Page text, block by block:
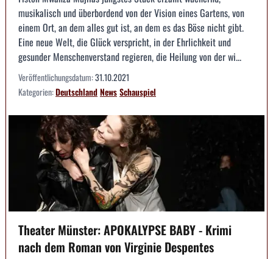
musikalisch und überbordend von der Vision eines Gartens, von
einem Ort, an dem alles gut ist, an dem es das Böse nicht gibt.
Eine neue Welt, die Glück verspricht, in der Ehrlichkeit und
gesunder Menschenverstand regieren, die Heilung von der wi...
Veröffentlichungsdatum:31.10.2021
Kategorien:DeutschlandNewsSchauspiel
Theater Münster: APOKALYPSE BABY - Krimi
nach dem Roman von Virginie Despentes